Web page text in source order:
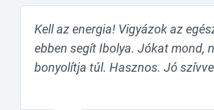
Kell az energia! Vigyázok az
ebben segít Ibolya. Jókat mond,
bonyolítja túl. Hasznos. Jó